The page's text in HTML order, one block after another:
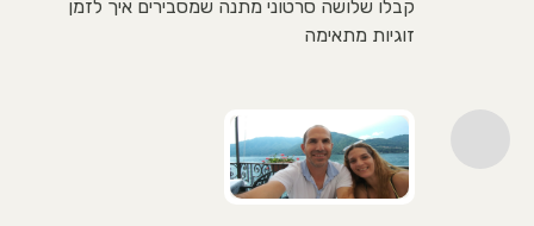
קבלו שלושה סרטוני מתנה שמסבירים איך לזמן
זוגיות מתאימה